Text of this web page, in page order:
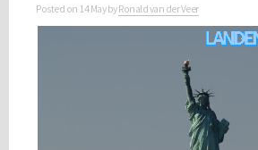
Posted on 14 MaybyRonald van der Veer